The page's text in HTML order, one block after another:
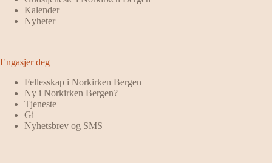
Kalender
Nyheter
Engasjer deg
Fellesskap i Norkirken Bergen
Ny i Norkirken Bergen?
Tjeneste
Gi
Nyhetsbrev og SMS